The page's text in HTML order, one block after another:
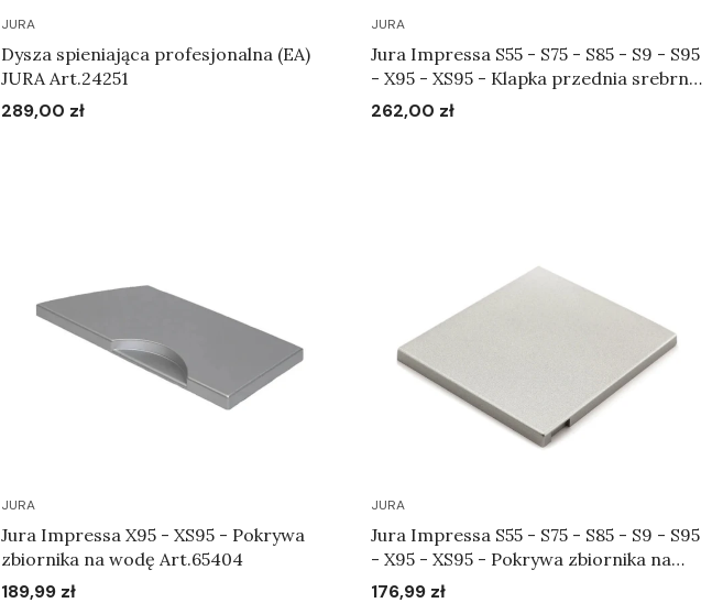
JURA
Dysza spieniająca profesjonalna (EA)
JURA Art.24251
Cena
289,00 zł
JURA
Jura Impressa S55 - S75 - S85 - S9 - S95
- X95 - XS95 - Klapka przednia srebrna
Art.65330
Cena
262,00 zł
JURA
Jura Impressa X95 - XS95 - Pokrywa
zbiornika na wodę Art.65404
Cena
189,99 zł
JURA
Jura Impressa S55 - S75 - S85 - S9 - S95
- X95 - XS95 - Pokrywa zbiornika na
ziarna kawy srebrna Art.64998
Cena
176,99 zł